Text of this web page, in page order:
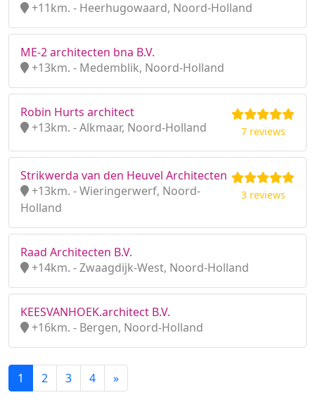
+11km. - Heerhugowaard, Noord-Holland
ME-2 architecten bna B.V.
+13km. - Medemblik, Noord-Holland
Robin Hurts architect
+13km. - Alkmaar, Noord-Holland
7 reviews
Strikwerda van den Heuvel Architecten
+13km. - Wieringerwerf, Noord-
Holland
3 reviews
Raad Architecten B.V.
+14km. - Zwaagdijk-West, Noord-Holland
KEESVANHOEK.architect B.V.
+16km. - Bergen, Noord-Holland
1 2 3 4 »